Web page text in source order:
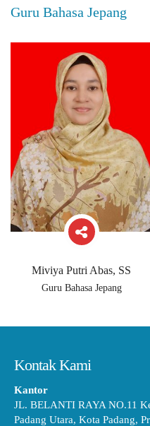
Guru Bahasa Jepang
Miviya Putri Abas, SS
Guru Bahasa Jepang
Kontak Kami
Kantor
JL. BELANTI RAYA NO.11
Padang Utara, Kota Padang,